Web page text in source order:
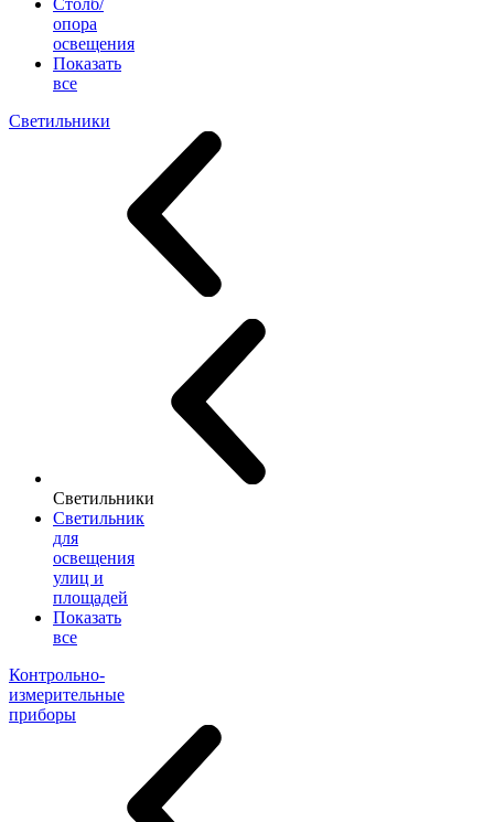
Столб/
опора
освещения
Показать
все
Светильники
Светильники
Светильник
для
освещения
улиц и
площадей
Показать
все
Контрольно-
измерительные
приборы